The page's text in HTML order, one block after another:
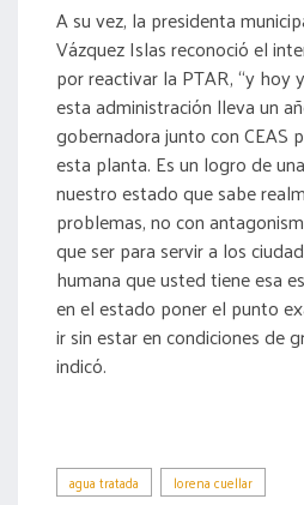
A su vez, la presidenta
Vázquez Islas reconoció el
por reactivar la PTAR, “y hoy
esta administración lleva un
gobernadora junto con CEAS
esta planta. Es un logro de
nuestro estado que sabe
problemas, no con
que ser para servir a los
humana que usted tiene esa
en el estado poner el punto
ir sin estar en condiciones de
indicó.
agua tratada lorena cuellar